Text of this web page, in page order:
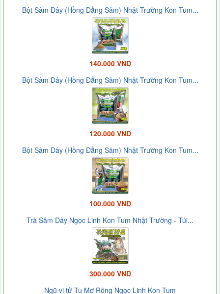
Bột Sâm Dây (Hồng Đẳng Sâm) Nhật Trường Kon Tum...
140.000 VND
Bột Sâm Dây (Hồng Đẳng Sâm) Nhật Trường Kon Tum...
120.000 VND
Bột Sâm Dây (Hồng Đẳng Sâm) Nhật Trường Kon Tum...
100.000 VND
Trà Sâm Dây Ngọc Linh Kon Tum Nhật Trường - Túi...
300.000 VND
Ngũ vị tử Tu Mơ Rông Ngọc Linh Kon Tum